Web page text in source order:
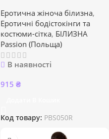
Еротична жіноча білизна,
Еротичні бодістокінги та
костюми-сітка, БІЛИЗНА
Passion (Польща)
В наявності
915 ₴
Код товару: PBS050R